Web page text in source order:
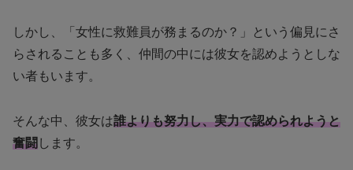
しかし、「女性に救難員が務まるのか？」という偏見にさ
らされることも多く、仲間の中には彼女を認めようとしな
い者もいます。
そんな中、彼女は誰よりも努力し、実力で認められようと
奮闘 します。